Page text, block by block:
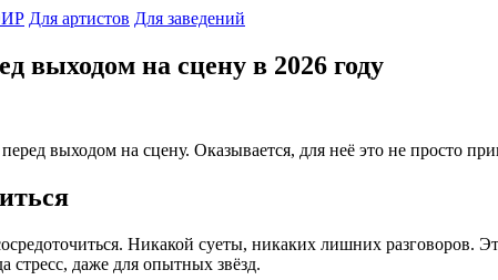
Для артистов Для заведений
выходом на сцену в 2026 году
выходом на сцену. Оказывается, для неё это не просто
Никакой суеты, никаких лишних разговоров.
стресс, даже для опытных звёзд.